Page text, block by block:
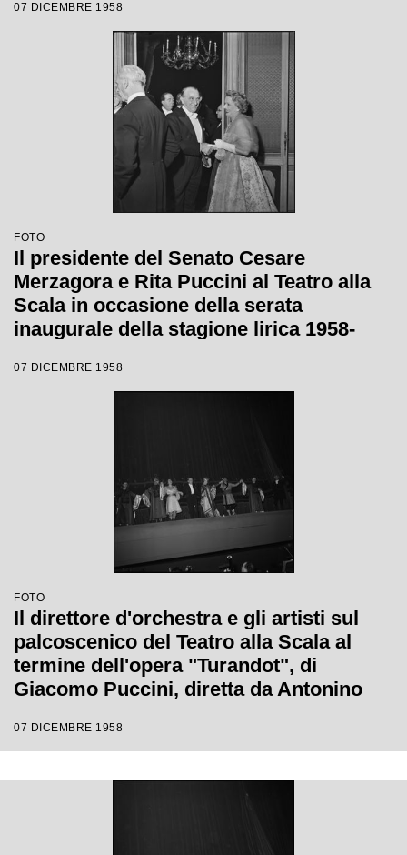
stagione lirica 1958-1959 con l'opera
"Turandot", di Giacomo Puccini, diretta
da Antonino Votto con la regia di
Margherita Wallmann
07 DICEMBRE 1958
FOTO
Il presidente del Senato Cesare
Merzagora e Rita Puccini al Teatro alla
Scala in occasione della serata
inaugurale della stagione lirica 1958-
Puccini, diretta da Antonino Votto con la
regia di Margherita Wallmann
07 DICEMBRE 1958
FOTO
Il direttore d'orchestra e gli artisti sul
palcoscenico del Teatro alla Scala al
termine dell'opera "Turandot", di
Giacomo Puccini, diretta da Antonino
Wallmann, che inaugura la stagione
07 DICEMBRE 1958